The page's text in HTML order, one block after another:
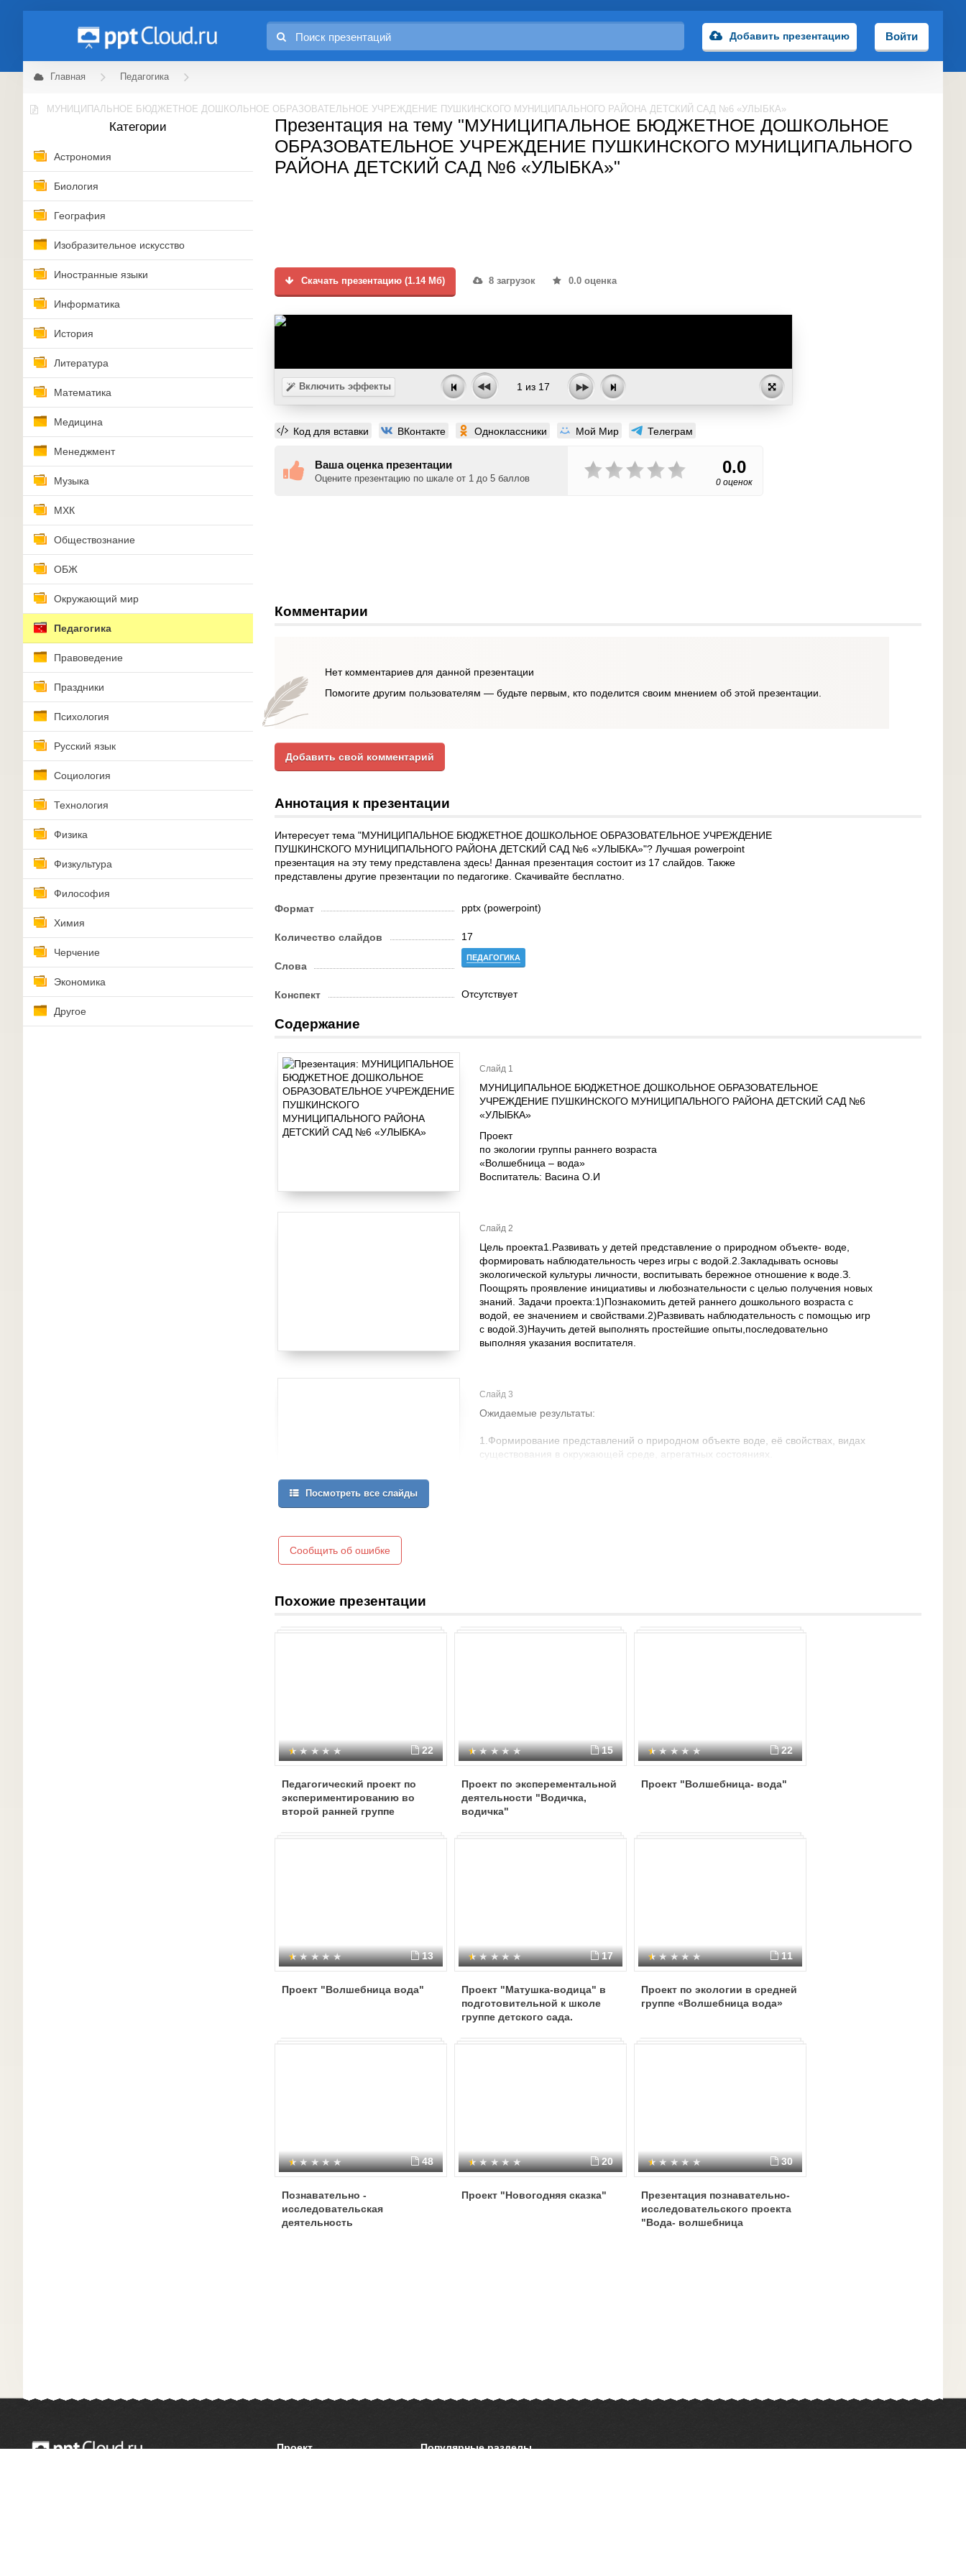
Добавить презентацию Войти
Главная Педагогика
МУНИЦИПАЛЬНОЕ БЮДЖЕТНОЕ ДОШКОЛЬНОЕ ОБРАЗОВАТЕЛЬНОЕ УЧРЕЖДЕНИЕ ПУШКИНСКОГО МУНИЦИПАЛЬНОГО РАЙОНА ДЕТСКИЙ САД №6 «УЛЫБКА»
Категории
Астрономия
Биология
География
Изобразительное искусство
Иностранные языки
Информатика
История
Литература
Математика
Медицина
Менеджмент
Музыка
МХК
Обществознание
ОБЖ
Окружающий мир
Педагогика
Правоведение
Праздники
Психология
Русский язык
Социология
Технология
Физика
Физкультура
Философия
Химия
Черчение
Экономика
Другое
Презентация на тему "МУНИЦИПАЛЬНОЕ БЮДЖЕТНОЕ ДОШКОЛЬНОЕ
ОБРАЗОВАТЕЛЬНОЕ УЧРЕЖДЕНИЕ ПУШКИНСКОГО МУНИЦИПАЛЬНОГО
РАЙОНА ДЕТСКИЙ САД №6 «УЛЫБКА»"
Скачать презентацию (1.14 Мб) 8 загрузок 0.0 оценка
Включить эффекты 1 из 17
Код для вставки ВКонтакте Одноклассники Мой Мир Телеграм
Ваша оценка презентации
Оцените презентацию по шкале от 1 до 5 баллов
0.0
0 оценок
Комментарии
Нет комментариев для данной презентации
Помогите другим пользователям — будьте первым, кто поделится своим мнением об этой презентации.
Добавить свой комментарий
Аннотация к презентации
Интересует тема "МУНИЦИПАЛЬНОЕ БЮДЖЕТНОЕ ДОШКОЛЬНОЕ ОБРАЗОВАТЕЛЬНОЕ УЧРЕЖДЕНИЕ
ПУШКИНСКОГО МУНИЦИПАЛЬНОГО РАЙОНА ДЕТСКИЙ САД №6 «УЛЫБКА»"? Лучшая powerpoint
презентация на эту тему представлена здесь! Данная презентация состоит из 17 слайдов. Также
представлены другие презентации по педагогике. Скачивайте бесплатно.
Формат pptx (powerpoint)
Количество слайдов 17
Слова
ПЕДАГОГИКА
Конспект Отсутствует
Содержание
Слайд 1
МУНИЦИПАЛЬНОЕ БЮДЖЕТНОЕ ДОШКОЛЬНОЕ ОБРАЗОВАТЕЛЬНОЕ
УЧРЕЖДЕНИЕ ПУШКИНСКОГО МУНИЦИПАЛЬНОГО РАЙОНА ДЕТСКИЙ САД №6
«УЛЫБКА»
Проект
по экологии группы раннего возраста
«Волшебница – вода»
Воспитатель: Васина О.И
Слайд 2
Цель проекта1.Развивать у детей представление о природном объекте- воде,
формировать наблюдательность через игры с водой.2.3акладывать основы
экологической культуры личности, воспитывать бережное отношение к воде.З.
Поощрять проявление инициативы и любознательности с целью получения новых
знаний. Задачи проекта:1)Познакомить детей раннего дошкольного возраста с
водой, ее значением и свойствами.2)Развивать наблюдательность с помощью игр
с водой.3)Научить детей выполнять простейшие опыты,последовательно
выполняя указания воспитателя.
Слайд 3
Ожидаемые результаты:
1.Формирование представлений о природном объекте воде, её свойствах, видах
существования в окружающей среде, агрегатных состояниях.
Посмотреть все слайды
Сообщить об ошибке
Похожие презентации
22
Педагогический проект по
экспериментированию во
второй ранней группе
15
Проект по эксперементальной
деятельности "Водичка,
водичка"
22
Проект "Волшебница- вода"
13
Проект "Волшебница вода"
17
Проект "Матушка-водица" в
подготовительной к школе
группе детского сада.
11
Проект по экологии в средней
группе «Волшебница вода»
48
Познавательно -
исследовательская
деятельность
20
Проект "Новогодняя сказка"
30
Презентация познавательно-
исследовательского проекта
"Вода- волшебница
Проект
Популярные разделы